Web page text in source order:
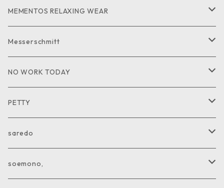
CUTandSEW
SHIRT
KNIT
CUT and SEW
MEMENTOS RELAXING WEAR
SHIRT
Messerschmitt
GOODS
NO WORK TODAY
SHIRT
CUTandSEW
PETTY
JACKET
VEST
saredo
KNIT
soemono,